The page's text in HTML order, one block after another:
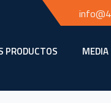
PRODUCTOS
MEDIA